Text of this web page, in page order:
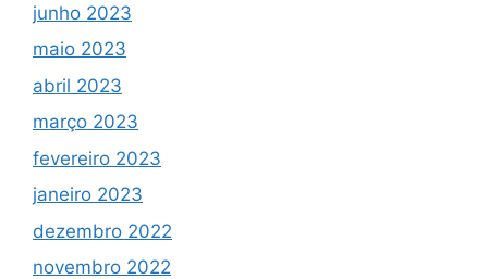
junho 2023
maio 2023
abril 2023
março 2023
fevereiro 2023
janeiro 2023
dezembro 2022
novembro 2022